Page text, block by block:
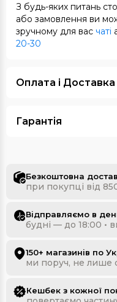
З будь-яких питань
або замовлення ви
зручному для вас чаті
20-30
Оплата i Доставка
Гарантія
Безкоштовна
при покупці від
Відправляємо в
будні — до 18:00 •
150+ магазинів по
ми поруч, не лише
Кешбек з кожної